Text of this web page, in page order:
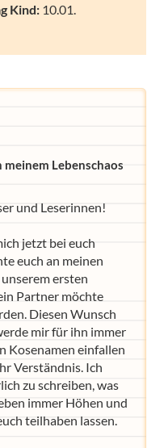
Kind: 10.01.
Lebenschaos
und Leserinnen!
jetzt bei euch
euch an meinen
ersten
Partner möchte
Diesen Wunsch
mir für ihn immer
Kosenamen einfallen
Verständnis. Ich
zu schreiben, was
immer Höhen und
teilhaben lassen.